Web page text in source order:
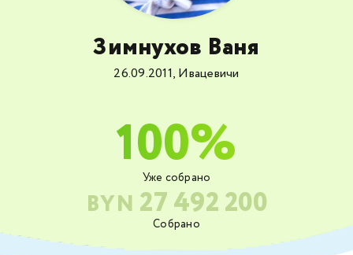
Собрано
BYN 27 492 200
Уже собрано
100%
Зимнухов Ваня
26.09.2011, Ивацевичи